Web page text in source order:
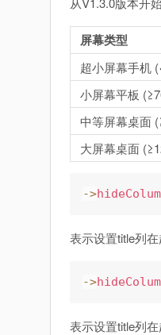
屏幕类型
超小屏幕手机
小屏幕平板
中等屏幕桌面
大屏幕桌面
->
表示设置title列
->
表示设置title列